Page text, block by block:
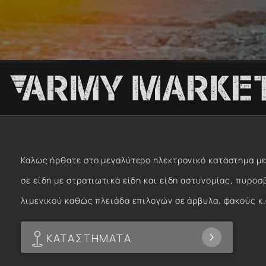
Καλώς ήρθατε στο μεγαλύτερο ηλεκτρονικό κατάστημα με
σε είδη με στρατιωτικά είδη και είδη αστυνομίας,
λιμενικού καθώς πλειάδα επιλογών σε άρβυλα, φακούς
ΚΑΤΑΣΤΗΜΑΤΑ